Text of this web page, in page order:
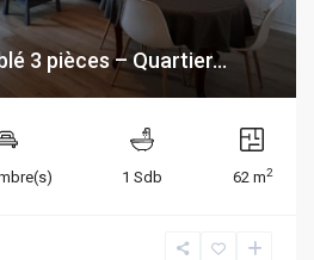
3 pièces – Quartier...
1 Sdb 62 m2